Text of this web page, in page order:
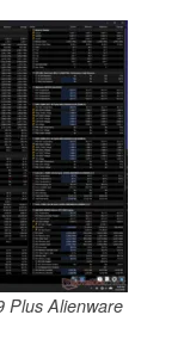
Plus Alienware